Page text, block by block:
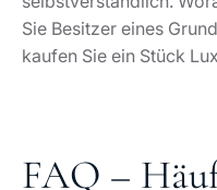
Sie Besitzer eines
kaufen Sie ein Stück
FAQ –